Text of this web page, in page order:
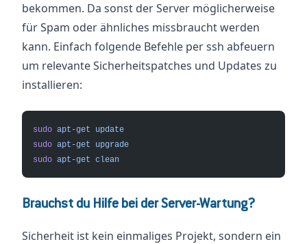
bekommen. Da sonst der Server möglicherweise
für Spam oder ähnliches missbraucht werden
kann. Einfach folgende Befehle per ssh abfeuern
um relevante Sicherheitspatches und Updates zu
installieren:
sudo apt-get update
sudo apt-get upgrade
sudo apt-get clean
Brauchst du Hilfe bei der Server-Wartung?
Sicherheit ist kein einmaliges Projekt, sondern ein